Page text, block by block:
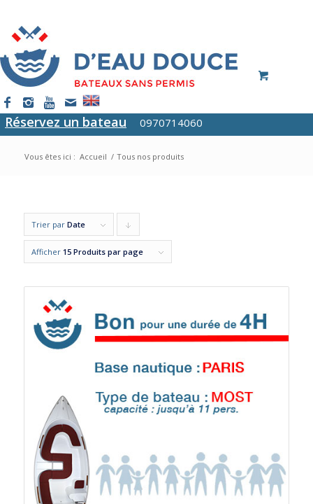
Réservez un bateau 0970714060
Vous êtes ici : Accueil / Tous nos produits
Trier par Date
les
en
descendant
Afficher 15 Produits par page